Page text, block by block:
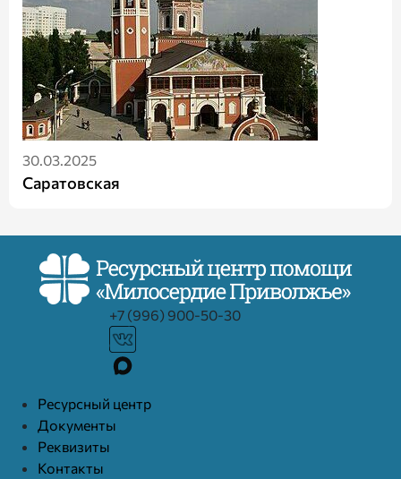
30.03.2025
Саратовская
+7 (996) 900-50-30
Ресурcный центр
Документы
Реквизиты
Контакты